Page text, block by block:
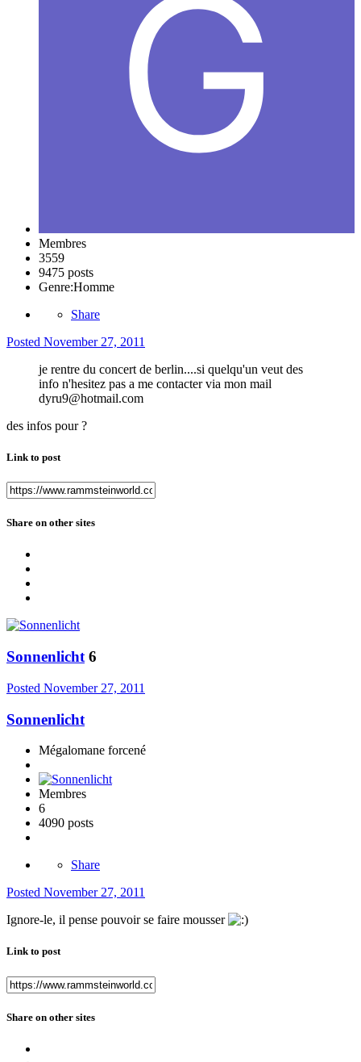
Membres
3559
9475 posts
Genre:Homme
Share
Posted November 27, 2011
je rentre du concert de berlin....si quelqu'un veut des
info n'hesitez pas a me contacter via mon mail
dyru9@hotmail.com
des infos pour ?
Link to post
Share on other sites
Sonnenlicht 6
Posted November 27, 2011
Sonnenlicht
Mégalomane forcené
Membres
6
4090 posts
Share
Posted November 27, 2011
Ignore-le, il pense pouvoir se faire mousser
Link to post
Share on other sites